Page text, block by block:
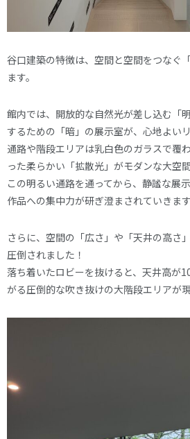
谷口建築の特徴は、空間と空間をつなぐ
ます。
館内では、開放的な自然光が差し込む「
するための「暗」の展示室が、心地よい
通路や階段エリアは乳白色のガラスで覆
った柔らかい「拡散光」がモダンな大空
この明るい通路を通ってから、静謐な展
作品への集中力が研ぎ澄まされていきます
さらに、空間の「広さ」や「天井の高さ
圧倒されました！
落ち着いたロビーを抜けると、天井高が
がる圧倒的な吹き抜けの大階段エリアが現